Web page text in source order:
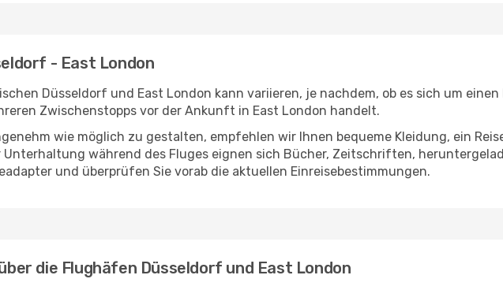
- East London
Düsseldorf und East London kann variieren, je nachdem, ob es sich um
Zwischenstopps vor der Ankunft in East London handelt.
wie möglich zu gestalten, empfehlen wir Ihnen bequeme Kleidung, ein
während des Fluges eignen sich Bücher, Zeitschriften,
und überprüfen Sie vorab die aktuellen Einreisebestimmungen.
die Flughäfen Düsseldorf und East London